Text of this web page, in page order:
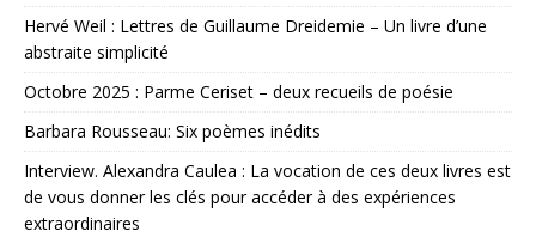
Hervé Weil : Lettres de Guillaume Dreidemie – Un livre d’une
abstraite simplicité
Octobre 2025 : Parme Ceriset – deux recueils de poésie
Barbara Rousseau: Six poèmes inédits
Interview. Alexandra Caulea : La vocation de ces deux livres est
de vous donner les clés pour accéder à des expériences
extraordinaires